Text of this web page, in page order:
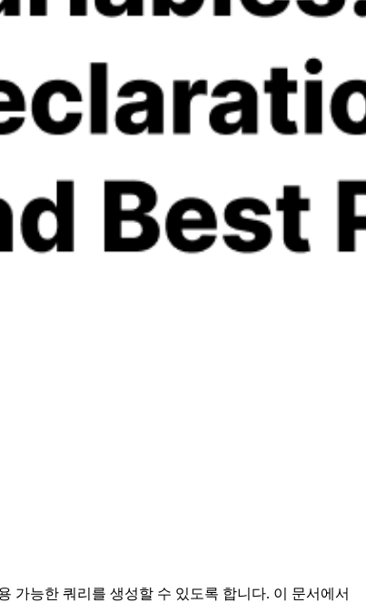
가능한 쿼리를 생성할 수 있도록 합니다. 이 문서에서